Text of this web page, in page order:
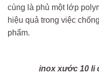
cùng là phủ một lớp
hiệu quả trong việc
phẩm.
inox xước 10 li